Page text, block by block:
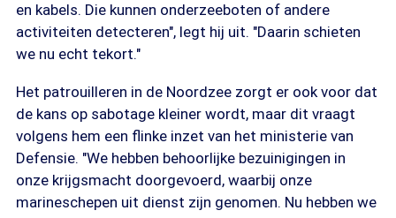
en kabels. Die kunnen onderzeeboten of andere
activiteiten detecteren", legt hij uit. "Daarin schieten
we nu echt tekort."
Het patrouilleren in de Noordzee zorgt er ook voor dat
de kans op sabotage kleiner wordt, maar dit vraagt
volgens hem een flinke inzet van het ministerie van
Defensie. "We hebben behoorlijke bezuinigingen in
onze krijgsmacht doorgevoerd, waarbij onze
marineschepen uit dienst zijn genomen. Nu hebben we